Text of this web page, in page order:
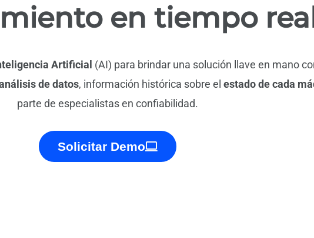
en tiempo
Artificial (AI) para brindar una solución llave en mano
de datos, información histórica sobre el estado de cada
parte de especialistas en confiabilidad.
Solicitar Demo